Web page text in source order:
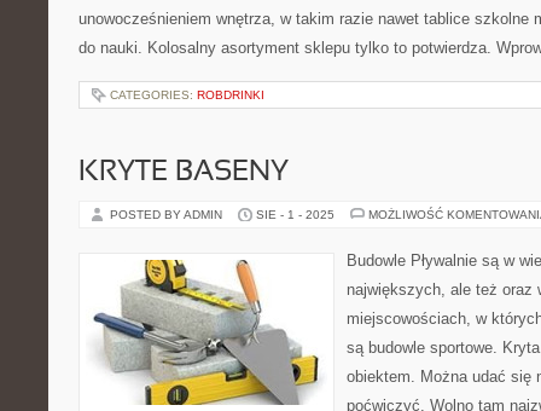
unowocześnieniem wnętrza, w takim razie nawet tablice szkolne
do nauki. Kolosalny asortyment sklepu tylko to potwierdza.
CATEGORIES: ROBDRINKI
KRYTE BASENY
POSTED BY ADMIN SIE - 1 - 2025 MOŻLIWOŚĆ
Budowle Pływalnie są w
największych, ale też oraz
miejscowościach, w
są budowle sportowe.
obiektem. Można udać się
poćwiczyć. Wolno tam